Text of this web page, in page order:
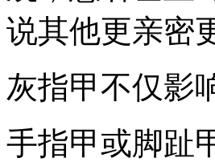
说其他更亲密
灰指甲不仅影
手指甲或脚趾